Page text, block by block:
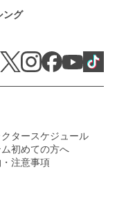
ング
タースケジュール
初めての方へ
注意事項